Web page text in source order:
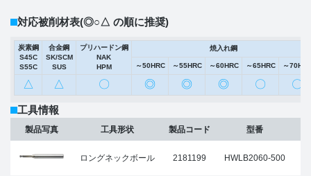
対応被削材表(◎○△ の順に推奨)
炭素鋼
S45C
S55C
合金鋼
SK/SCM
SUS
プリハードン鋼
NAK
HPM
焼入れ鋼
～50HRC ～55HRC ～60HRC ～65HRC ～
△ △ 〇 ◎ ◎ ◎ 〇 〇
工具情報
製品写真 工具形状
ロングネックボール
製品コード
2181199
型番
HWLB2060-500